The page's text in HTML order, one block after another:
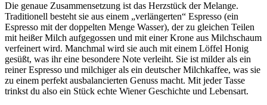
Die genaue Zusammensetzung ist das Herzstück der Melange.
Traditionell besteht sie aus einem „verlängerten“ Espresso (ein
Espresso mit der doppelten Menge Wasser), der zu gleichen Teilen
mit heißer Milch aufgegossen und mit einer Krone aus Milchschaum
verfeinert wird. Manchmal wird sie auch mit einem Löffel Honig
gesüßt, was ihr eine besondere Note verleiht. Sie ist milder als ein
reiner Espresso und milchiger als ein deutscher Milchkaffee, was sie
zu einem perfekt ausbalancierten Genuss macht. Mit jeder Tasse
trinkst du also ein Stück echte Wiener Geschichte und Lebensart.